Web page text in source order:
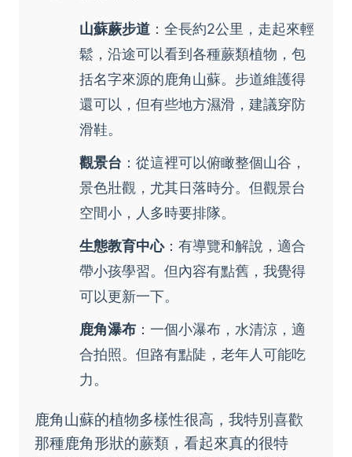
山蘇蕨步道 ：全長約2公里，走起來輕
鬆，沿途可以看到各種蕨類植物，包
括名字來源的鹿角山蘇。步道維護得
還可以，但有些地方濕滑，建議穿防
滑鞋。
觀景台 ：從這裡可以俯瞰整個山谷，
景色壯觀，尤其日落時分。但觀景台
空間小，人多時要排隊。
生態教育中心：有導覽和解說，適合
帶小孩學習。但內容有點舊，我覺得
可以更新一下。
鹿角瀑布 ：一個小瀑布，水清涼，適
合拍照。但路有點陡，老年人可能吃
力。
鹿角山蘇的植物多樣性很高，我特別喜歡
那種鹿角形狀的蕨類，看起來真的很特